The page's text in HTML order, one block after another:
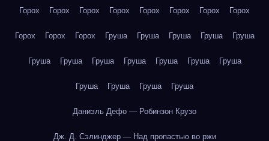
Горох Горох Горох Горох Горох Горох Горох Горох
Горох Горох Горох Груша Груша Груша Груша Груша
Груша Груша Груша Груша Груша Груша Груша
Груша Груша Груша Груша
Даниэль Дефо — Робинзон Крузо
Дж. Д. Сэлинджер — Над пропастью во ржи